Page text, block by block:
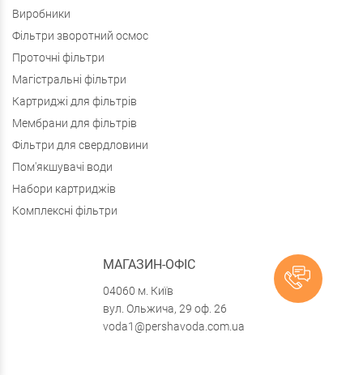
Виробники
Фільтри зворотний осмос
Проточні фільтри
Магістральні фільтри
Картриджі для фільтрів
Мембрани для фільтрів
Фільтри для свердловини
Пом'якшувачі води
Набори картриджів
Комплексні фільтри
МАГАЗИН-ОФІС
04060 м. Київ
вул. Ольжича, 29 оф. 26
voda1@pershavoda.com.ua